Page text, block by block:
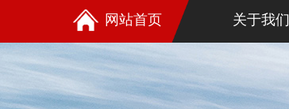
网站首页 关于我们